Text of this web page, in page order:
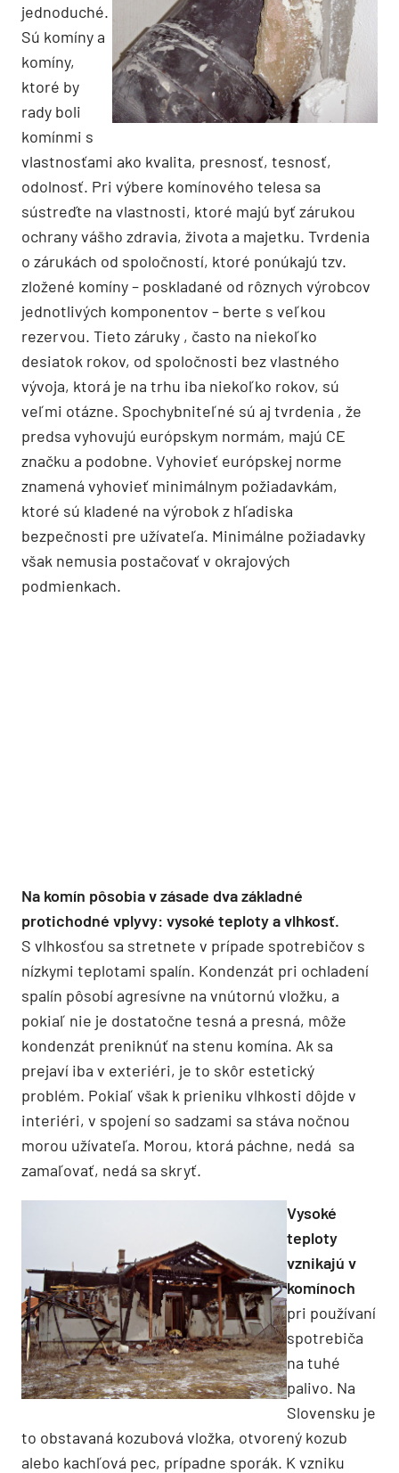
jednoduché.
Sú komíny a
komíny,
ktoré by
rady boli
komínmi s
vlastnosťami ako kvalita, presnosť, tesnosť,
odolnosť. Pri výbere komínového telesa sa
sústreďte na vlastnosti, ktoré majú byť zárukou
ochrany vášho zdravia, života a majetku. Tvrdenia
o zárukách od spoločností, ktoré ponúkajú tzv.
zložené komíny – poskladané od rôznych výrobcov
jednotlivých komponentov – berte s veľkou
rezervou. Tieto záruky , často na niekoľko
desiatok rokov, od spoločnosti bez vlastného
vývoja, ktorá je na trhu iba niekoľko rokov, sú
veľmi otázne. Spochybniteľné sú aj tvrdenia , že
predsa vyhovujú európskym normám, majú CE
značku a podobne. Vyhovieť európskej norme
znamená vyhovieť minimálnym požiadavkám,
ktoré sú kladené na výrobok z hľadiska
bezpečnosti pre užívateľa. Minimálne požiadavky
však nemusia postačovať v okrajových
podmienkach.
Na komín pôsobia v zásade dva základné
protichodné vplyvy: vysoké teploty a vlhkosť.
S vlhkosťou sa stretnete v prípade spotrebičov s
nízkymi teplotami spalín. Kondenzát pri ochladení
spalín pôsobí agresívne na vnútornú vložku, a
pokiaľ nie je dostatočne tesná a presná, môže
kondenzát preniknúť na stenu komína. Ak sa
prejaví iba v exteriéri, je to skôr estetický
problém. Pokiaľ však k prieniku vlhkosti dôjde v
interiéri, v spojení so sadzami sa stáva nočnou
morou užívateľa. Morou, ktorá páchne, nedá sa
zamaľovať, nedá sa skryť.
Vysoké
teploty
vznikajú v
komínoch
pri používaní
spotrebiča
na tuhé
palivo. Na
Slovensku je
to obstavaná kozubová vložka, otvorený kozub
alebo kachľová pec, prípadne sporák. K vzniku